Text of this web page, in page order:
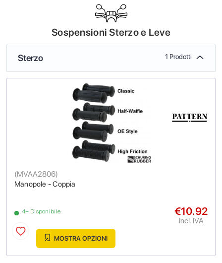
Sospensioni Sterzo e Leve
Sterzo 1 Prodotti
Manopole - Coppia
(MVAA2806)
4+ Disponibile €10.92
Incl. IVA
MOSTRA OPZIONI